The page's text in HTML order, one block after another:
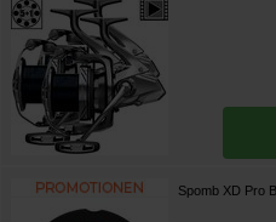
Spomb XD Pro